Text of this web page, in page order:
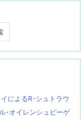
によるR･シュトラウ
･オイレンシュピーゲ